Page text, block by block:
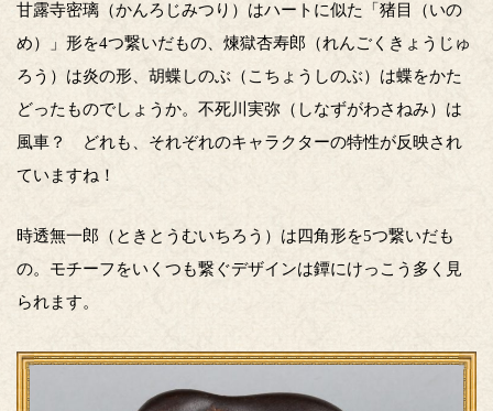
甘露寺密璃（かんろじみつり）はハートに似た「猪目（いの
め）」形を4つ繋いだもの、煉獄杏寿郎（れんごくきょうじゅ
ろう）は炎の形、胡蝶しのぶ（こちょうしのぶ）は蝶をかた
どったものでしょうか。不死川実弥（しなずがわさねみ）は
風車？ どれも、それぞれのキャラクターの特性が反映され
ていますね！
時透無一郎（ときとうむいちろう）は四角形を5つ繋いだも
の。モチーフをいくつも繋ぐデザインは鐔にけっこう多く見
られます。